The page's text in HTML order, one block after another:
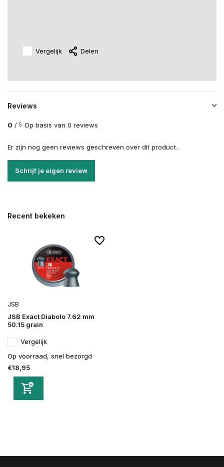
Vergelijk Delen
Reviews
0 / 5 Op basis van 0 reviews
Er zijn nog geen reviews geschreven over dit product..
Schrijf je eigen review
Recent bekeken
JSB
JSB Exact Diabolo 7.62 mm
50.15 grain
Vergelijk
Op voorraad, snel bezorgd
€18,95